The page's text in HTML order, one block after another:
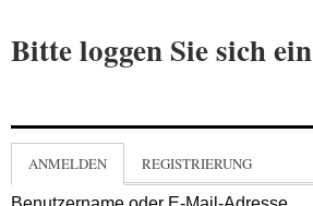
Bitte loggen Sie sich ein
ANMELDEN REGISTRIERUNG